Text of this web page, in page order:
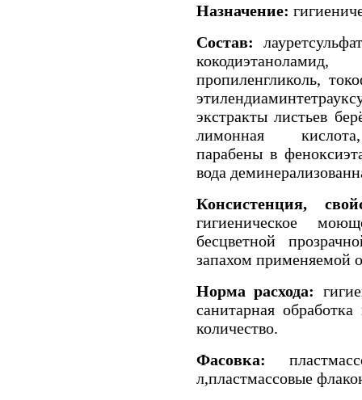
Назначение:
Состав:
пропиленгликоль,
экстракты листьев
лимонная кислота,
парабены в
вода
Консистенция,
гигиеническое
бесцветной
запахом применяемой
Норма расхода:
санитарная
количество.
Фасовка:
л,пластмассовые